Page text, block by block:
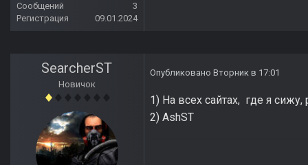
Сообщений
3
Регистрация
09.01.2024
SearcherST
Новичок
Опубликовано Вторник в 17:01
1) На всех сайтах, где я
2) AshST